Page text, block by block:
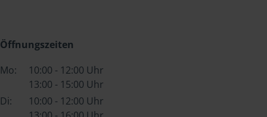
Öffnungszeiten
Mo:
10:00 - 12:00 Uhr
13:00 - 15:00 Uhr
Di:
10:00 - 12:00 Uhr